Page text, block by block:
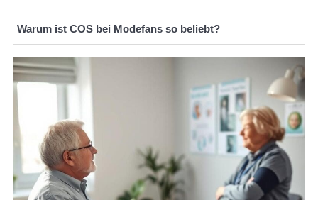
Warum ist COS bei Modefans so beliebt?